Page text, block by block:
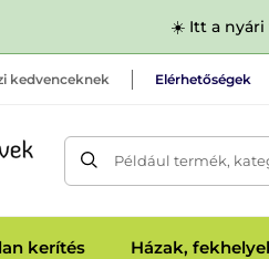
☀️ Itt a nyári
kedvenceknek Elérhetőségek
Például termék,
kerítés Házak,